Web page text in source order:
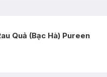
Quả (Bạc Hà) Pureen